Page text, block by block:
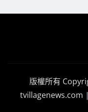
版權所有
tvillagenews.com |